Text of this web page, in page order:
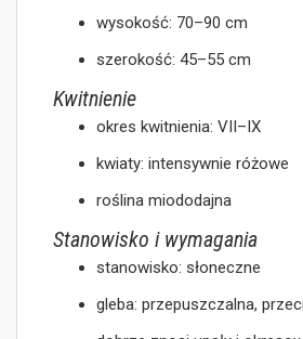
wysokość: 70–90 cm
szerokość: 45–55 cm
Kwitnienie
okres kwitnienia: VII–IX
kwiaty: intensywnie różowe
roślina miododajna
Stanowisko i wymagania
stanowisko: słoneczne
gleba: przepuszczalna,